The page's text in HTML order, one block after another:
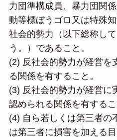
力団準構成員、暴力団関
動等標ぼうゴロ又は特殊
社会的勢力（以下総称し
う。）であること。
(2) 反社会的勢力が経営を
る関係を有すること。
(3) 反社会的勢力が経営に
認められる関係を有するこ
(4) 自ら若しくは第三者の
は第三者に損害を加える